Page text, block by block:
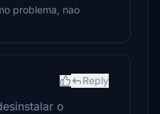
problema, nao
Reply
o